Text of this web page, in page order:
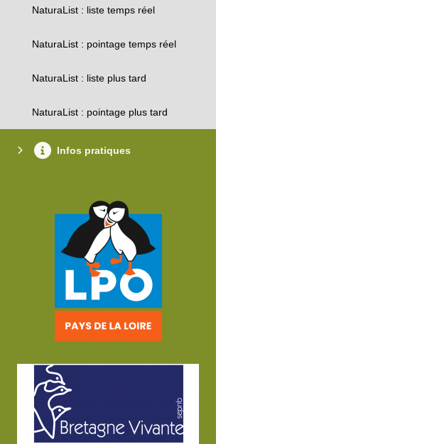
NaturaList : liste temps réel
NaturaList : pointage temps réel
NaturaList : liste plus tard
NaturaList : pointage plus tard
Infos pratiques